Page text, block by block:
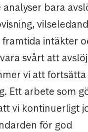
bara
intäkter
svårt att
vi att
Ett arbete som
vi kontinuerligt
för god